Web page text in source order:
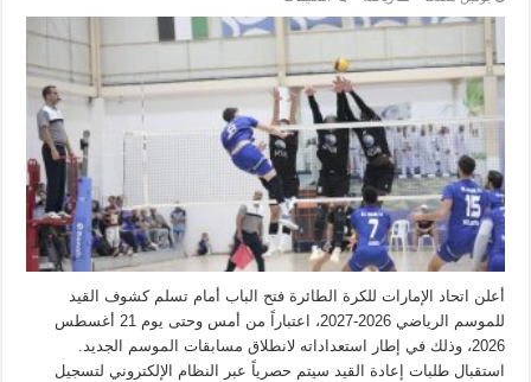
أعلن اتحاد الإمارات للكرة الطائرة فتح الباب أمام تسلم كشوف القيد
للموسم الرياضي 2026-2027، اعتباراً من أمس وحتى يوم 21 أغسطس
2026، وذلك في إطار استعداداته لانطلاق مسابقات الموسم الجديد.
استقبال طلبات إعادة القيد سيتم حصرياً عبر النظام الإلكتروني لتسجيل